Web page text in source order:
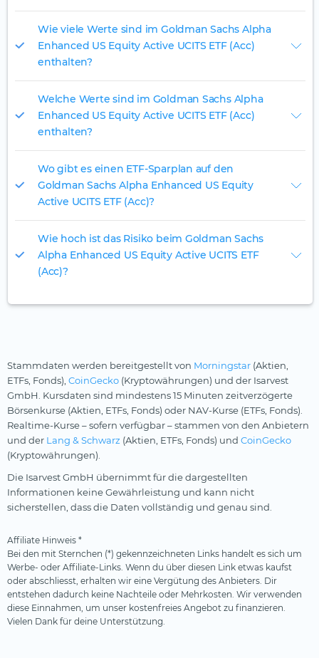
Wie viele Werte sind im Goldman Sachs Alpha
Enhanced US Equity Active UCITS ETF (Acc)
enthalten?
Welche Werte sind im Goldman Sachs Alpha
Enhanced US Equity Active UCITS ETF (Acc)
enthalten?
Wo gibt es einen ETF-Sparplan auf den
Goldman Sachs Alpha Enhanced US Equity
Active UCITS ETF (Acc)?
Wie hoch ist das Risiko beim Goldman Sachs
Alpha Enhanced US Equity Active UCITS ETF
(Acc)?
Stammdaten werden bereitgestellt von Morningstar (Aktien,
ETFs, Fonds), CoinGecko (Kryptowährungen) und der Isarvest
GmbH. Kursdaten sind mindestens 15 Minuten zeitverzögerte
Börsenkurse (Aktien, ETFs, Fonds) oder NAV-Kurse (ETFs, Fonds).
Realtime-Kurse – sofern verfügbar – stammen von den Anbietern
und der Lang & Schwarz (Aktien, ETFs, Fonds) und CoinGecko
(Kryptowährungen).
Die Isarvest GmbH übernimmt für die dargestellten
Informationen keine Gewährleistung und kann nicht
sicherstellen, dass die Daten vollständig und genau sind.
Affiliate Hinweis *
Bei den mit Sternchen (*) gekennzeichneten Links handelt es sich um
Werbe- oder Affiliate-Links. Wenn du über diesen Link etwas kaufst
oder abschliesst, erhalten wir eine Vergütung des Anbieters. Dir
entstehen dadurch keine Nachteile oder Mehrkosten. Wir verwenden
diese Einnahmen, um unser kostenfreies Angebot zu finanzieren.
Vielen Dank für deine Unterstützung.